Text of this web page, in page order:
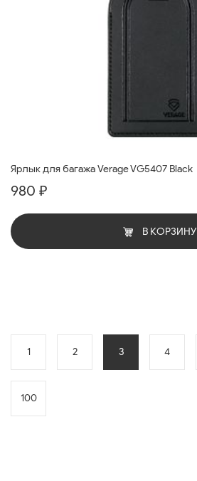
Ярлык для багажа Verage VG5407 Black
980 ₽
В КОРЗИНУ
1 2 3 4
100